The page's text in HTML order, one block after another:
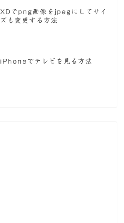
XDでpng画像をjpegにしてサイ
ズも変更する方法
iPhoneでテレビを見る方法